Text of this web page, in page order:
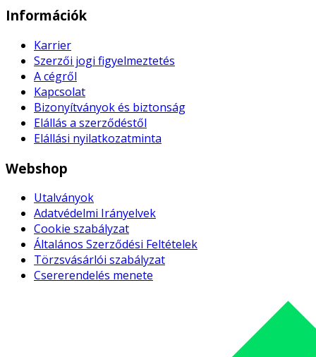
Információk
Karrier
Szerzői jogi figyelmeztetés
A cégről
Kapcsolat
Bizonyítványok és biztonság
Elállás a szerződéstől
Elállási nyilatkozatminta
Webshop
Utalványok
Adatvédelmi Irányelvek
Cookie szabályzat
Általános Szerződési Feltételek
Törzsvásárlói szabályzat
Csererendelés menete